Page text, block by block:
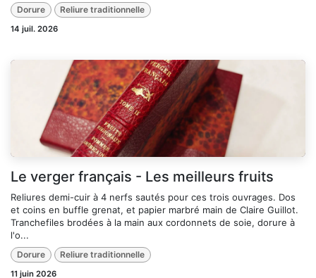
Dorure Reliure traditionnelle
14 juil. 2026
Le verger français - Les meilleurs fruits
Reliures demi-cuir à 4 nerfs sautés pour ces trois ouvrages. Dos
et coins en buffle grenat, et papier marbré main de Claire Guillot.
Tranchefiles brodées à la main aux cordonnets de soie, dorure à
l'o...
Dorure Reliure traditionnelle
11 juin 2026